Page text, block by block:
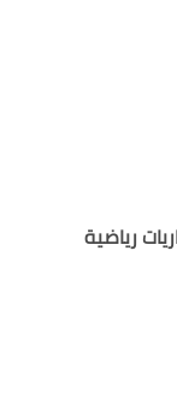
رياضية